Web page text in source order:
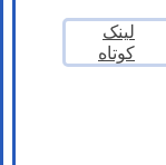
لینک
کوتاه